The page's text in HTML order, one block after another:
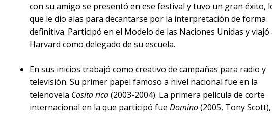
con su amigo se presentó en ese festival y tuvo un gran éxito,
que le dio alas para decantarse por la interpretación de forma
definitiva. Participó en el Modelo de las Naciones Unidas y viajó
Harvard como delegado de su escuela.
En sus inicios trabajó como creativo de campañas para radio y
televisión. Su primer papel famoso a nivel nacional fue en la
telenovela Cosita rica(2003-2004). La primera película de corte
internacional en la que participó fue Domino(2005, Tony Scott),